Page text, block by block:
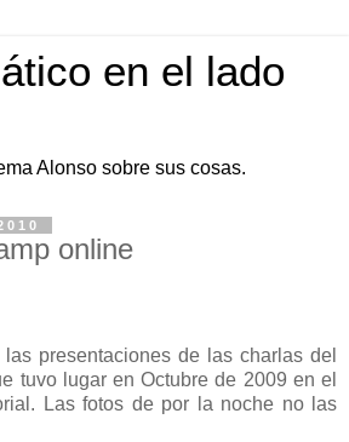
en el lado
Alonso sobre sus cosas.
online
presentaciones de las charlas del
tuvo lugar en Octubre de 2009 en el
Las fotos de por la noche no las